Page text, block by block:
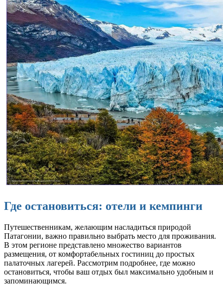
Где остановиться: отели и кемпинги
Путешественникам, желающим насладиться природой
Патагонии, важно правильно выбрать место для проживания.
В этом регионе представлено множество вариантов
размещения, от комфортабельных гостиниц до простых
палаточных лагерей. Рассмотрим подробнее, где можно
остановиться, чтобы ваш отдых был максимально удобным и
запоминающимся.